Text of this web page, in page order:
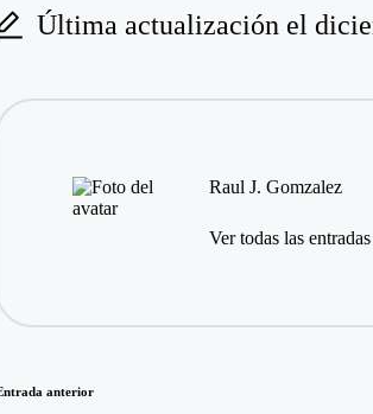
Última actualización el
Raul J. Gomzalez
Ver todas las entradas
anterior